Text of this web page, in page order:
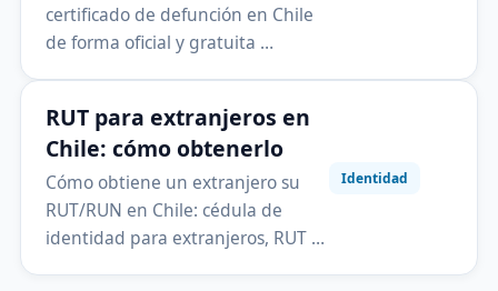
certificado de defunción en Chile
de forma oficial y gratuita …
RUT para extranjeros en
Chile: cómo obtenerlo
Cómo obtiene un extranjero su
RUT/RUN en Chile: cédula de
identidad para extranjeros, RUT …
Identidad